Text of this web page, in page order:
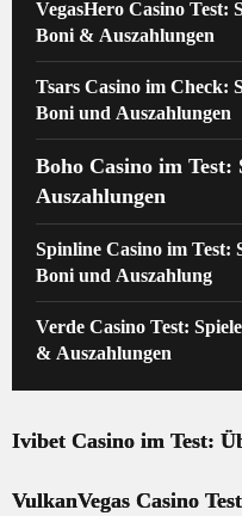
VegasHero Casino Test:
Boni & Auszahlungen
Tsars Casino im Check:
Boni und Auszahlungen
Boho Casino im Test:
Auszahlungen
Spinline Casino im Test:
Boni und Auszahlung
Verde Casino Test:
& Auszahlungen
Ivibet Casino im Test:
VulkanVegas Casino